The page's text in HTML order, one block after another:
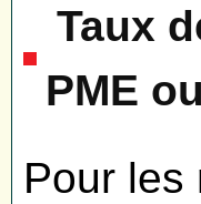
Taux
PME
Pour les